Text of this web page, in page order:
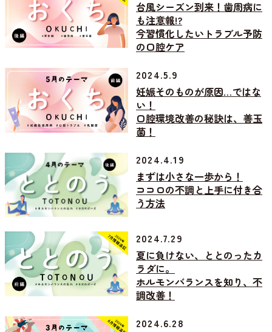
台風シーズン到来！歯周病に
も注意報!?
今習慣化したいトラブル予防
の口腔ケア
2024.5.9
妊娠そのものが原因…ではな
い！
口腔環境改善の秘訣は、善玉
菌！
2024.4.19
まずは小さな一歩から！
ココロの不調と上手に付き合
う方法
2024.7.29
夏に負けない、ととのったカ
ラダに。
ホルモンバランスを知り、不
調改善！
2024.6.28